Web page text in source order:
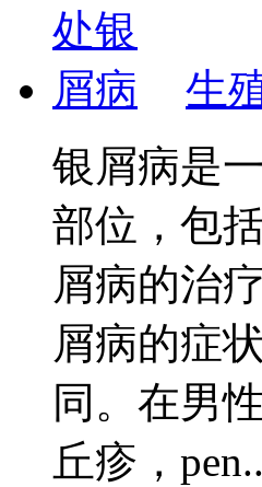
生
银屑病是
部位，包
屑病的治
屑病的症
同。在男
丘疹，